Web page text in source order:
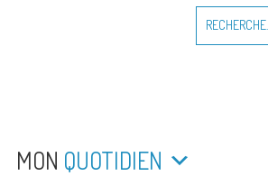
pour
MON QUOTIDIEN